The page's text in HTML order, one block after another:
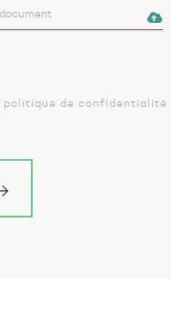
politique de confidentialité